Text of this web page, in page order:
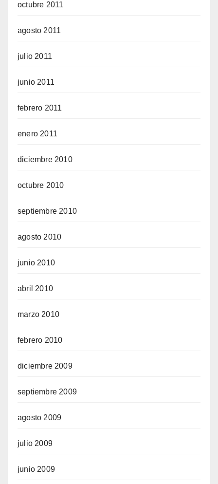
octubre 2011
agosto 2011
julio 2011
junio 2011
febrero 2011
enero 2011
diciembre 2010
octubre 2010
septiembre 2010
agosto 2010
junio 2010
abril 2010
marzo 2010
febrero 2010
diciembre 2009
septiembre 2009
agosto 2009
julio 2009
junio 2009